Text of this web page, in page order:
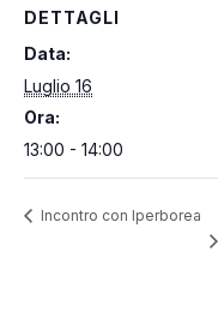
DETTAGLI
Data:
Luglio 16
Ora:
13:00 - 14:00
Incontro con Iperborea